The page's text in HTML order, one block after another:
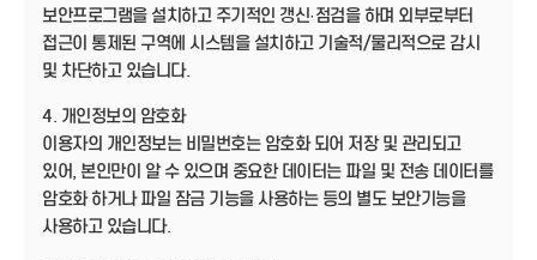
보안프로그램을 설치하고 주기적인 갱신·점검을 하며 외부로부터
접근이 통제된 구역에 시스템을 설치하고 기술적/물리적으로 감시
및 차단하고 있습니다.
4. 개인정보의 암호화
이용자의 개인정보는 비밀번호는 암호화 되어 저장 및 관리되고
있어, 본인만이 알 수 있으며 중요한 데이터는 파일 및 전송 데이터를
암호화 하거나 파일 잠금 기능을 사용하는 등의 별도 보안기능을
사용하고 있습니다.